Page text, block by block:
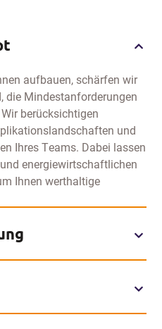
aufbauen, schärfen wir
die Mindestanforderungen
berücksichtigen
und
Ihres Teams. Dabei lassen
energiewirtschaftlichen
Ihnen werthaltige